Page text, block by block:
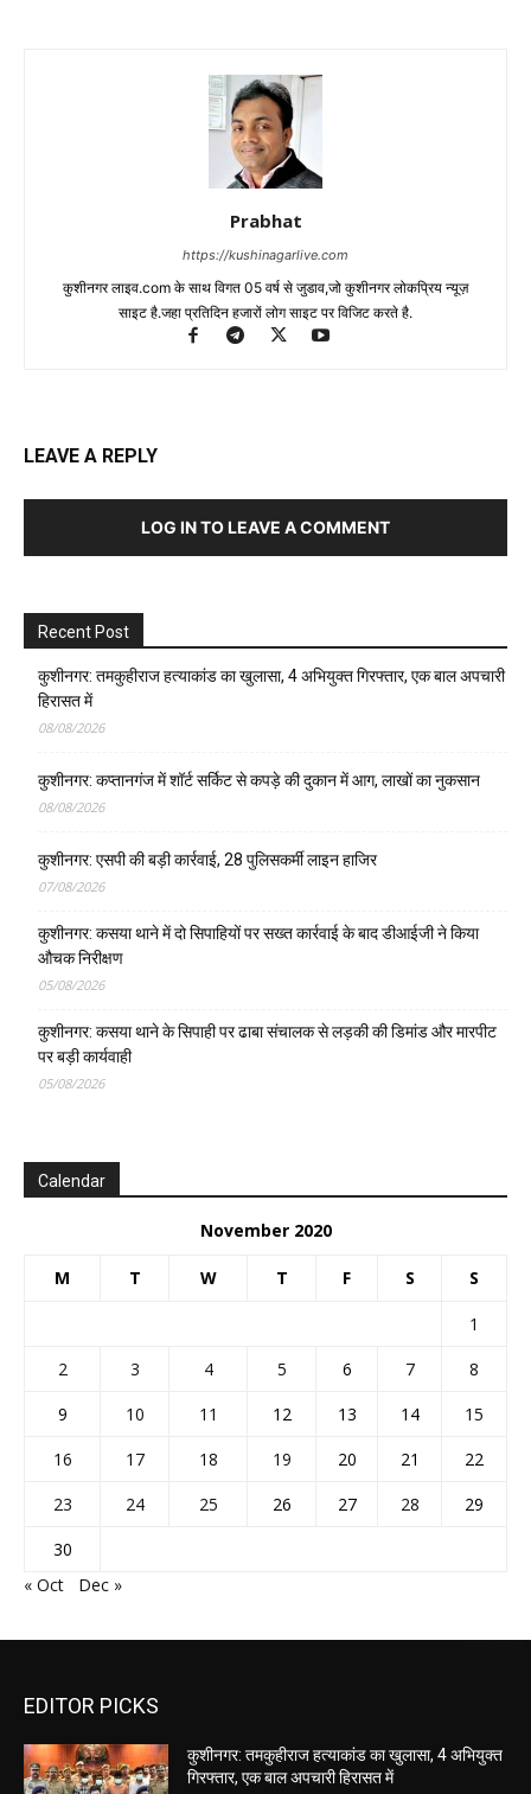
Prabhat
https://kushinagarlive.com
कुशीनगर लाइव.com के साथ विगत 05 वर्ष से जुडाव,जो कुशीनगर लोकप्रिय न्यूज़
साइट है.जहा प्रतिदिन हजारों लोग साइट पर विजिट करते है.
LEAVE A REPLY
LOG IN TO LEAVE A COMMENT
Recent Post
कुशीनगर: तमकुहीराज हत्याकांड का खुलासा, 4 अभियुक्त गिरफ्तार, एक बाल अपचारी
हिरासत में
08/08/2026
कुशीनगर: कप्तानगंज में शॉर्ट सर्किट से कपड़े की दुकान में आग, लाखों का नुकसान
08/08/2026
कुशीनगर: एसपी की बड़ी कार्रवाई, 28 पुलिसकर्मी लाइन हाजिर
07/08/2026
कुशीनगर: कसया थाने में दो सिपाहियों पर सख्त कार्रवाई के बाद डीआईजी ने किया
औचक निरीक्षण
05/08/2026
कुशीनगर: कसया थाने के सिपाही पर ढाबा संचालक से लड़की की डिमांड और मारपीट
पर बड़ी कार्यवाही
05/08/2026
Calendar
November 2020
M T W T F S S
1
2
3 4 5 6 7
8
9
10 11 12 13 14
15
16
17 18 19 20 21
22
23
24 25 26 27 28
29
30
« Oct
Dec »
EDITOR PICKS
कुशीनगर: तमकुहीराज हत्याकांड का खुलासा, 4 अभियुक्त
गिरफ्तार, एक बाल अपचारी हिरासत में